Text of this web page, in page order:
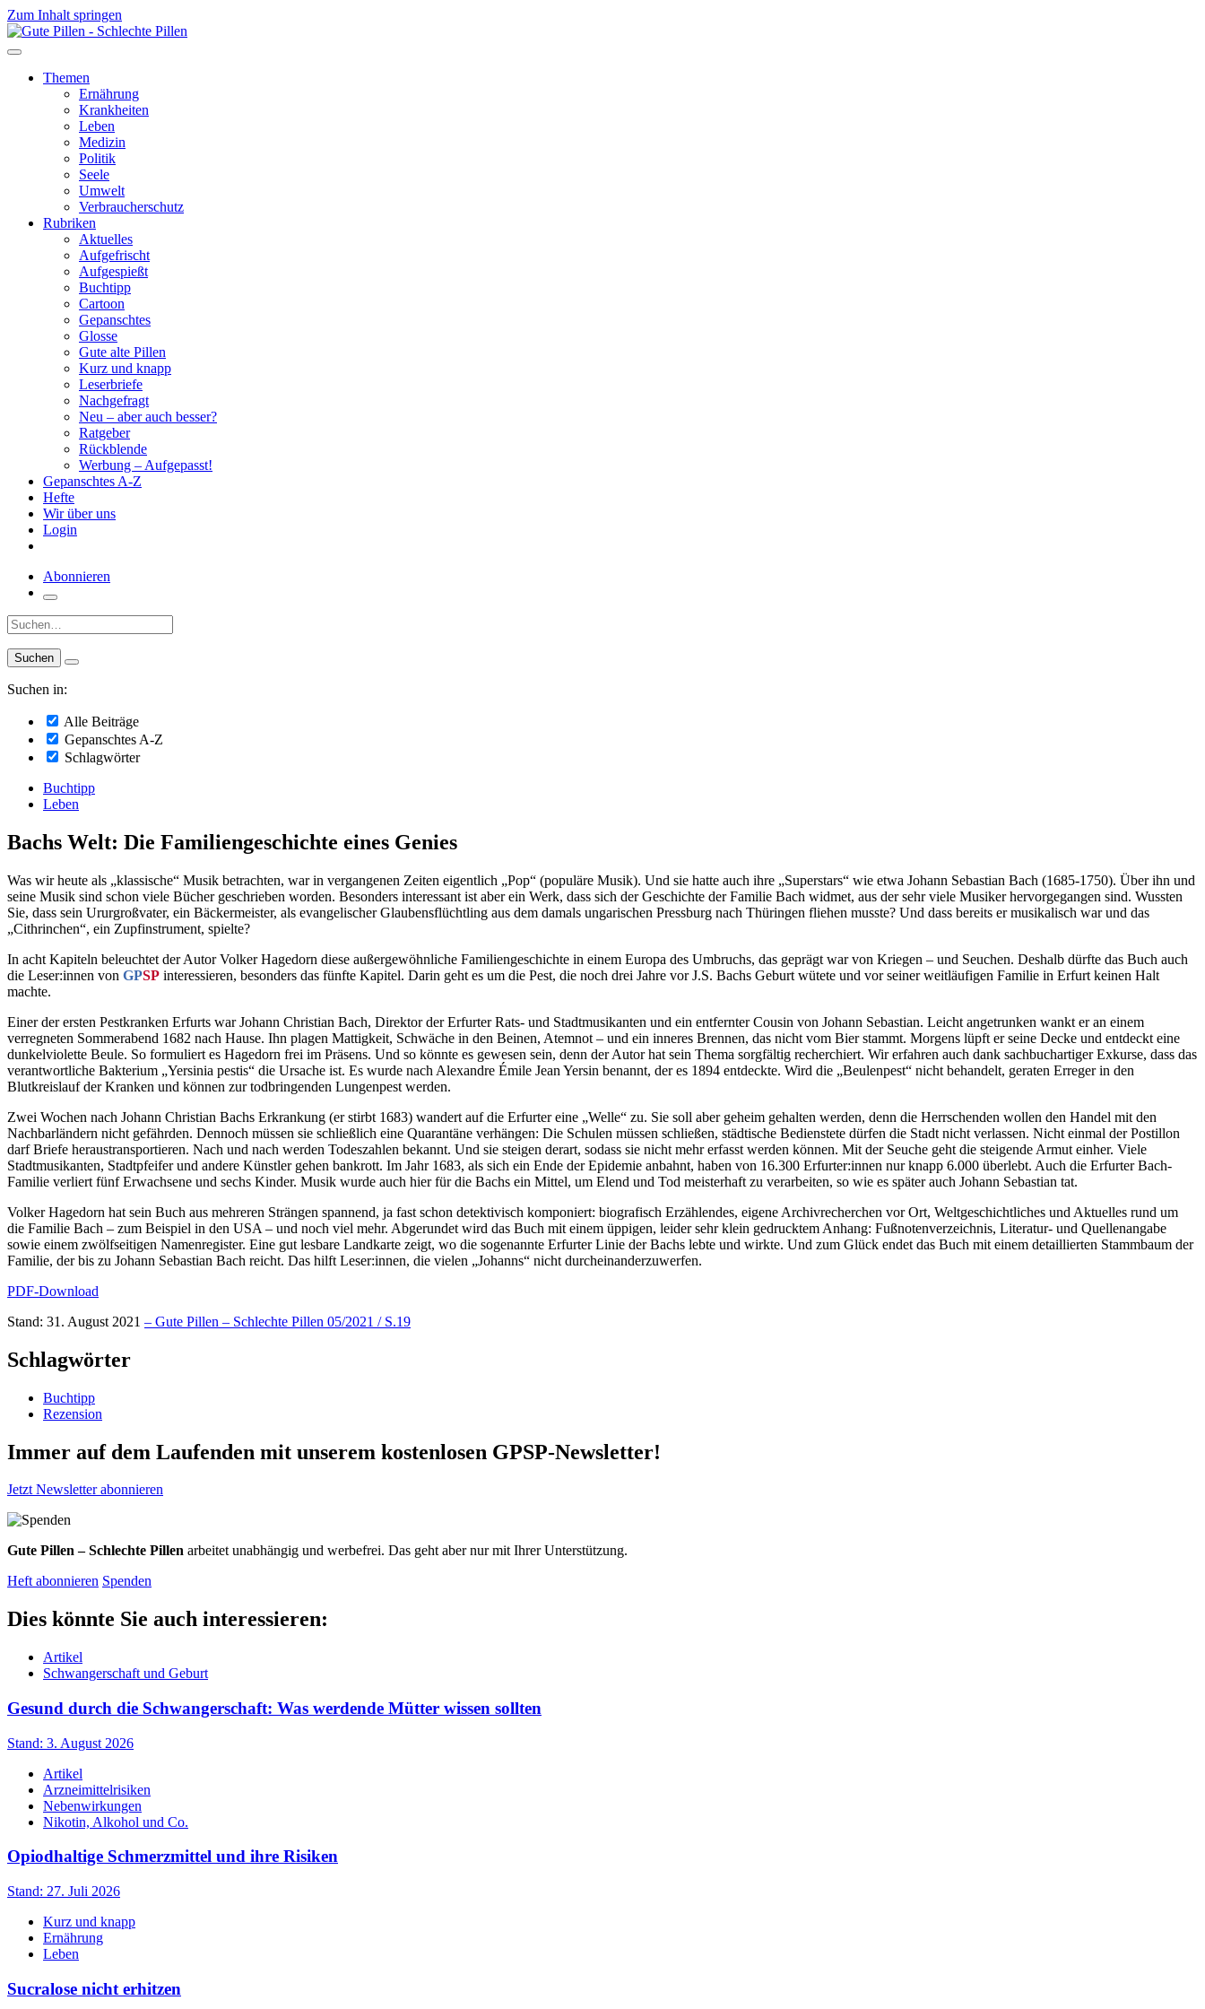
Zum Inhalt springen
Themen
Ernährung
Krankheiten
Leben
Medizin
Politik
Seele
Umwelt
Verbraucherschutz
Rubriken
Aktuelles
Aufgefrischt
Aufgespießt
Buchtipp
Cartoon
Gepanschtes
Glosse
Gute alte Pillen
Kurz und knapp
Leserbriefe
Nachgefragt
Neu – aber auch besser?
Ratgeber
Rückblende
Werbung – Aufgepasst!
Gepanschtes A-Z
Hefte
Wir über uns
Login
Abonnieren
Suche:
Suchen in:
Alle Beiträge
Gepanschtes A-Z
Schlagwörter
Buchtipp
Leben
Bachs Welt: Die Familiengeschichte eines Genies
Was wir heute als „klassische“ Musik betrachten, war in vergangenen Zeiten eigentlich „Pop“ (populäre Musik). Und sie hatte auch ihre „Superstars“ wie etwa Johann Sebastian Bach (1685-1750). Über ihn und
seine Musik sind schon viele Bücher geschrieben worden. Besonders interessant ist aber ein Werk, dass sich der Geschichte der Familie Bach widmet, aus der sehr viele Musiker hervorgegangen sind. Wussten
Sie, dass sein Ururgroßvater, ein Bäckermeister, als evangelischer Glaubensflüchtling aus dem damals ungarischen Pressburg nach Thüringen fliehen musste? Und dass bereits er musikalisch war und das
„Cithrinchen“, ein Zupfinstrument, spielte?
In acht Kapiteln beleuchtet der Autor Volker Hagedorn diese außergewöhnliche Familiengeschichte in einem Europa des Umbruchs, das geprägt war von Kriegen – und Seuchen. Deshalb dürfte das Buch auch
die Leser:innen von GPSP interessieren, besonders das fünfte Kapitel. Darin geht es um die Pest, die noch drei Jahre vor J.S. Bachs Geburt wütete und vor seiner weitläufigen Familie in Erfurt keinen Halt
machte.
Einer der ersten Pestkranken Erfurts war Johann Christian Bach, Direktor der Erfurter Rats- und Stadtmusikanten und ein entfernter Cousin von Johann Sebastian. Leicht angetrunken wankt er an einem
verregneten Sommerabend 1682 nach Hause. Ihn plagen Mattigkeit, Schwäche in den Beinen, Atemnot – und ein inneres Brennen, das nicht vom Bier stammt. Morgens lüpft er seine Decke und entdeckt eine
dunkelviolette Beule. So formuliert es Hagedorn frei im Präsens. Und so könnte es gewesen sein, denn der Autor hat sein Thema sorgfältig recherchiert. Wir erfahren auch dank sachbuchartiger Exkurse, dass das
verantwortliche Bakterium „Yersinia pestis“ die Ursache ist. Es wurde nach Alexandre Émile Jean Yersin benannt, der es 1894 entdeckte. Wird die „Beulenpest“ nicht behandelt, geraten Erreger in den
Blutkreislauf der Kranken und können zur todbringenden Lungenpest werden.
Zwei Wochen nach Johann Christian Bachs Erkrankung (er stirbt 1683) wandert auf die Erfurter eine „Welle“ zu. Sie soll aber geheim gehalten werden, denn die Herrschenden wollen den Handel mit den
Nachbarländern nicht gefährden. Dennoch müssen sie schließlich eine Quarantäne verhängen: Die Schulen müssen schließen, städtische Bedienstete dürfen die Stadt nicht verlassen. Nicht einmal der Postillon
darf Briefe heraustransportieren. Nach und nach werden Todeszahlen bekannt. Und sie steigen derart, sodass sie nicht mehr erfasst werden können. Mit der Seuche geht die steigende Armut einher. Viele
Stadtmusikanten, Stadtpfeifer und andere Künstler gehen bankrott. Im Jahr 1683, als sich ein Ende der Epidemie anbahnt, haben von 16.300 Erfurter:innen nur knapp 6.000 überlebt. Auch die Erfurter Bach-
Familie verliert fünf Erwachsene und sechs Kinder. Musik wurde auch hier für die Bachs ein Mittel, um Elend und Tod meisterhaft zu verarbeiten, so wie es später auch Johann Sebastian tat.
Volker Hagedorn hat sein Buch aus mehreren Strängen spannend, ja fast schon detektivisch komponiert: biografisch Erzählendes, eigene Archivrecherchen vor Ort, Weltgeschichtliches und Aktuelles rund um
die Familie Bach – zum Beispiel in den USA – und noch viel mehr. Abgerundet wird das Buch mit einem üppigen, leider sehr klein gedrucktem Anhang: Fußnotenverzeichnis, Literatur- und Quellenangabe
sowie einem zwölfseitigen Namenregister. Eine gut lesbare Landkarte zeigt, wo die sogenannte Erfurter Linie der Bachs lebte und wirkte. Und zum Glück endet das Buch mit einem detaillierten Stammbaum der
Familie, der bis zu Johann Sebastian Bach reicht. Das hilft Leser:innen, die vielen „Johanns“ nicht durcheinanderzuwerfen.
PDF-Download
Stand: 31. August 2021 – Gute Pillen – Schlechte Pillen 05/2021 / S.19
Schlagwörter
Buchtipp
Rezension
Immer auf dem Laufenden mit unserem kostenlosen GPSP-Newsletter!
Jetzt Newsletter abonnieren
Gute Pillen – Schlechte Pillen arbeitet unabhängig und werbefrei. Das geht aber nur mit Ihrer Unterstützung.
Heft abonnieren Spenden
Dies könnte Sie auch interessieren:
Artikel
Schwangerschaft und Geburt
Gesund durch die Schwangerschaft: Was werdende Mütter wissen sollten
Stand: 3. August 2026
Artikel
Arzneimittelrisiken
Nebenwirkungen
Nikotin, Alkohol und Co.
Opiodhaltige Schmerzmittel und ihre Risiken
Stand: 27. Juli 2026
Kurz und knapp
Ernährung
Leben
Sucralose nicht erhitzen